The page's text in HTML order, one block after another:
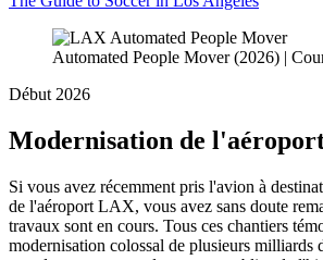
Automated People Mover (2026) |
Début 2026
Modernisation de
Si vous avez récemment pris l'avion à
de l'aéroport LAX, vous avez sans doute
travaux sont en cours. Tous ces chantiers
modernisation colossal de plusieurs milliards